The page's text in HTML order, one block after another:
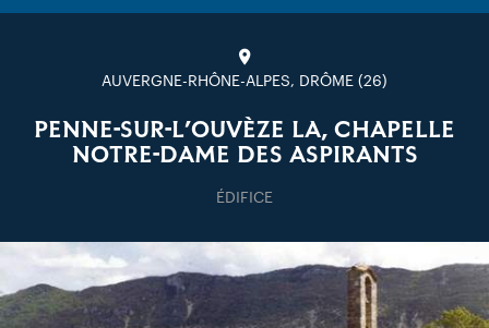
AUVERGNE-RHÔNE-ALPES, DRÔME (26)
PENNE-SUR-L’OUVÈZE LA, CHAPELLE
NOTRE-DAME DES ASPIRANTS
ÉDIFICE